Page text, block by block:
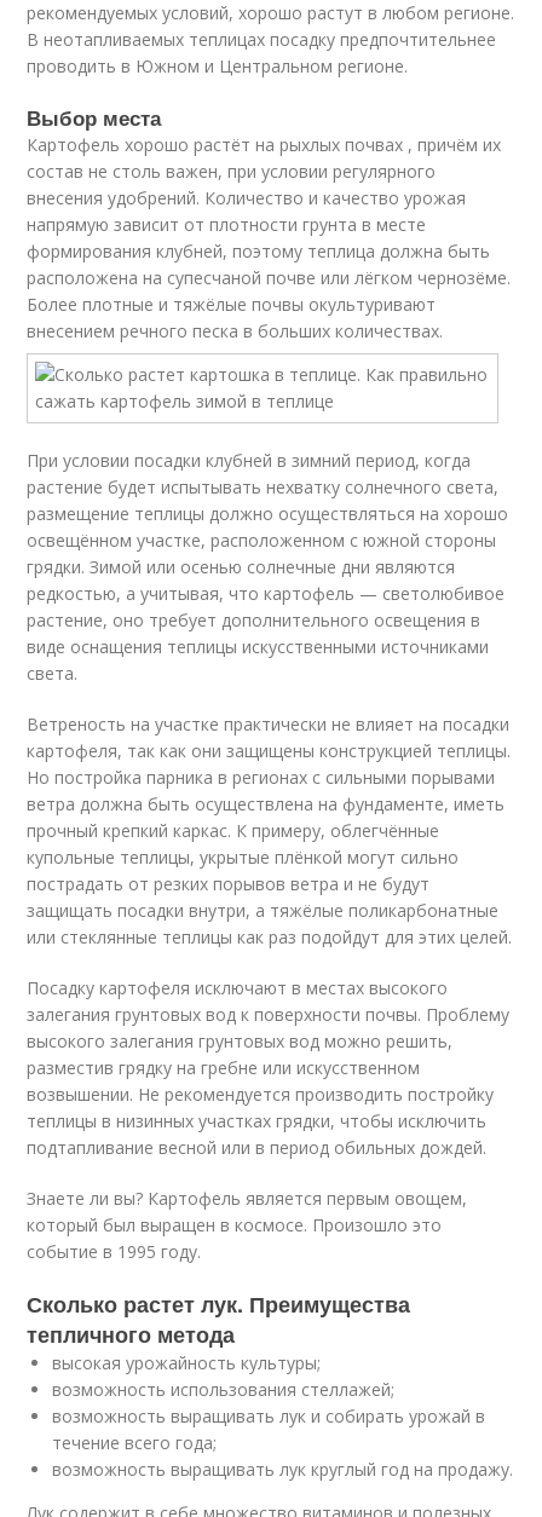
рекомендуемых условий, хорошо растут в любом регионе.
В неотапливаемых теплицах посадку предпочтительнее
проводить в Южном и Центральном регионе.
Выбор места
Картофель хорошо растёт на рыхлых почвах , причём их
состав не столь важен, при условии регулярного
внесения удобрений. Количество и качество урожая
напрямую зависит от плотности грунта в месте
формирования клубней, поэтому теплица должна быть
расположена на супесчаной почве или лёгком чернозёме.
Более плотные и тяжёлые почвы окультуривают
внесением речного песка в больших количествах.
При условии посадки клубней в зимний период, когда
растение будет испытывать нехватку солнечного света,
размещение теплицы должно осуществляться на хорошо
освещённом участке, расположенном с южной стороны
грядки. Зимой или осенью солнечные дни являются
редкостью, а учитывая, что картофель — светолюбивое
растение, оно требует дополнительного освещения в
виде оснащения теплицы искусственными источниками
света.
Ветреность на участке практически не влияет на посадки
картофеля, так как они защищены конструкцией теплицы.
Но постройка парника в регионах с сильными порывами
ветра должна быть осуществлена на фундаменте, иметь
прочный крепкий каркас. К примеру, облегчённые
купольные теплицы, укрытые плёнкой могут сильно
пострадать от резких порывов ветра и не будут
защищать посадки внутри, а тяжёлые поликарбонатные
или стеклянные теплицы как раз подойдут для этих целей.
Посадку картофеля исключают в местах высокого
залегания грунтовых вод к поверхности почвы. Проблему
высокого залегания грунтовых вод можно решить,
разместив грядку на гребне или искусственном
возвышении. Не рекомендуется производить постройку
теплицы в низинных участках грядки, чтобы исключить
подтапливание весной или в период обильных дождей.
Знаете ли вы? Картофель является первым овощем,
который был выращен в космосе. Произошло это
событие в 1995 году.
Сколько растет лук. Преимущества
тепличного метода
высокая урожайность культуры;
возможность использования стеллажей;
возможность выращивать лук и собирать урожай в
течение всего года;
возможность выращивать лук круглый год на продажу.